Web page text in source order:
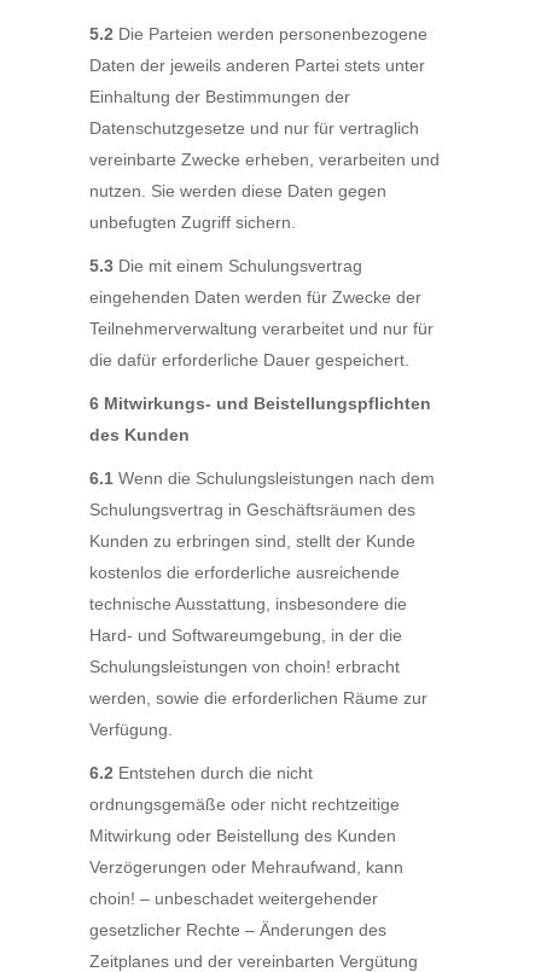
5.2 Die Parteien werden personenbezogene
Daten der jeweils anderen Partei stets unter
Einhaltung der Bestimmungen der
Datenschutzgesetze und nur für vertraglich
vereinbarte Zwecke erheben, verarbeiten und
nutzen. Sie werden diese Daten gegen
unbefugten Zugriff sichern.
5.3 Die mit einem Schulungsvertrag
eingehenden Daten werden für Zwecke der
Teilnehmerverwaltung verarbeitet und nur für
die dafür erforderliche Dauer gespeichert.
6 Mitwirkungs- und Beistellungspflichten
des Kunden
6.1 Wenn die Schulungsleistungen nach dem
Schulungsvertrag in Geschäftsräumen des
Kunden zu erbringen sind, stellt der Kunde
kostenlos die erforderliche ausreichende
technische Ausstattung, insbesondere die
Hard- und Softwareumgebung, in der die
Schulungsleistungen von choin! erbracht
werden, sowie die erforderlichen Räume zur
Verfügung.
6.2 Entstehen durch die nicht
ordnungsgemäße oder nicht rechtzeitige
Mitwirkung oder Beistellung des Kunden
Verzögerungen oder Mehraufwand, kann
choin! – unbeschadet weitergehender
gesetzlicher Rechte – Änderungen des
Zeitplanes und der vereinbarten Vergütung